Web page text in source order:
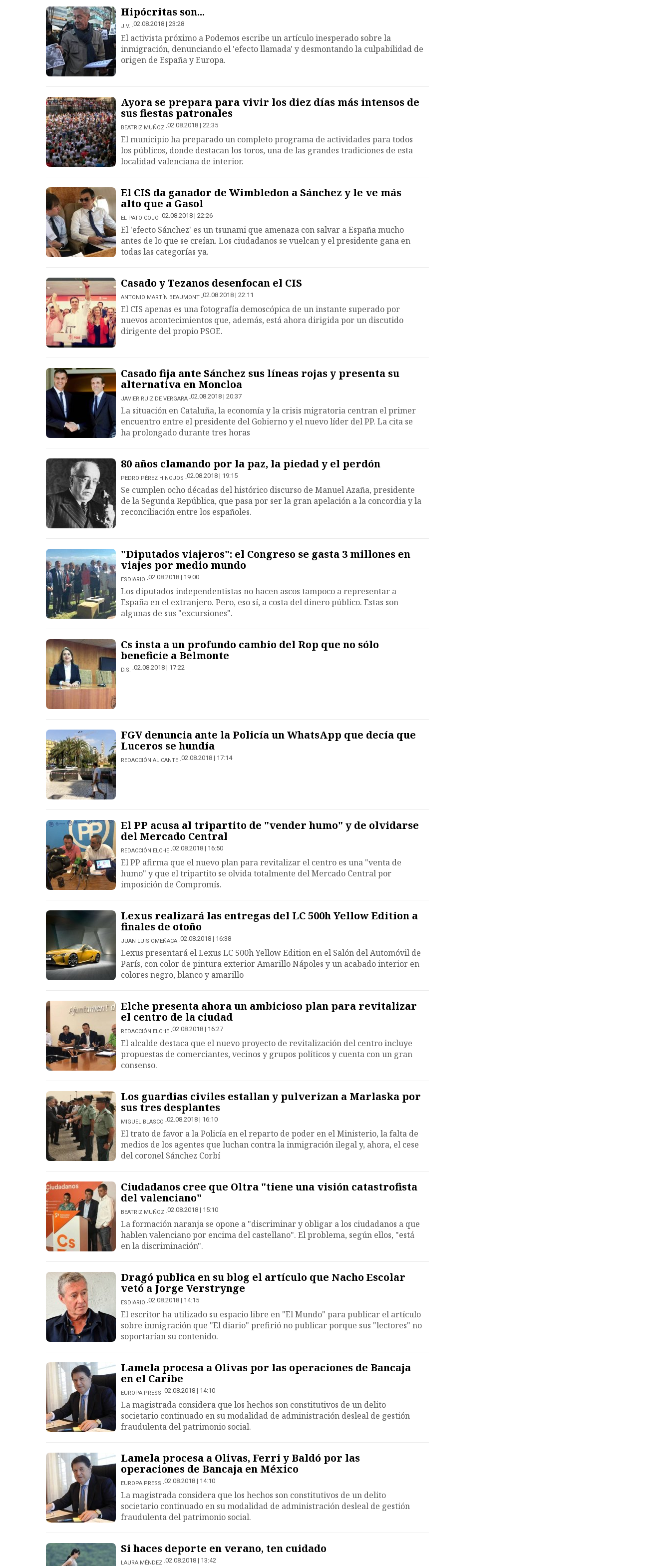
Hipócritas son...
J.V. 02.08.2018 | 23:28
El activista próximo a Podemos escribe un artículo inesperado sobre la
inmigración, denunciando el 'efecto llamada' y desmontando la culpabilidad de
origen de España y Europa.
Ayora se prepara para vivir los diez días más intensos de
sus fiestas patronales
BEATRIZ MUÑOZ 02.08.2018 | 22:35
El municipio ha preparado un completo programa de actividades para todos
los públicos, donde destacan los toros, una de las grandes tradiciones de esta
localidad valenciana de interior.
El CIS da ganador de Wimbledon a Sánchez y le ve más
alto que a Gasol
EL PATO COJO 02.08.2018 | 22:26
El 'efecto Sánchez' es un tsunami que amenaza con salvar a España mucho
antes de lo que se creían. Los ciudadanos se vuelcan y el presidente gana en
todas las categorías ya.
Casado y Tezanos desenfocan el CIS
ANTONIO MARTÍN BEAUMONT 02.08.2018 | 22:11
El CIS apenas es una fotografía demoscópica de un instante superado por
nuevos acontecimientos que, además, está ahora dirigida por un discutido
dirigente del propio PSOE.
Casado fija ante Sánchez sus líneas rojas y presenta su
alternativa en Moncloa
JAVIER RUIZ DE VERGARA 02.08.2018 | 20:37
La situación en Cataluña, la economía y la crisis migratoria centran el primer
encuentro entre el presidente del Gobierno y el nuevo líder del PP. La cita se
ha prolongado durante tres horas
80 años clamando por la paz, la piedad y el perdón
PEDRO PÉREZ HINOJOS 02.08.2018 | 19:15
Se cumplen ocho décadas del histórico discurso de Manuel Azaña, presidente
de la Segunda República, que pasa por ser la gran apelación a la concordia y la
reconciliación entre los españoles.
"Diputados viajeros": el Congreso se gasta 3 millones en
viajes por medio mundo
ESDIARIO 02.08.2018 | 19:00
Los diputados independentistas no hacen ascos tampoco a representar a
España en el extranjero. Pero, eso sí, a costa del dinero público. Estas son
algunas de sus "excursiones".
Cs insta a un profundo cambio del Rop que no sólo
beneficie a Belmonte
D.S. 02.08.2018 | 17:22
FGV denuncia ante la Policía un WhatsApp que decía que
Luceros se hundía
REDACCIÓN ALICANTE 02.08.2018 | 17:14
El PP acusa al tripartito de "vender humo" y de olvidarse
del Mercado Central
REDACCIÓN ELCHE 02.08.2018 | 16:50
El PP afirma que el nuevo plan para revitalizar el centro es una "venta de
humo" y que el tripartito se olvida totalmente del Mercado Central por
imposición de Compromís.
Lexus realizará las entregas del LC 500h Yellow Edition a
finales de otoño
JUAN LUIS OMEÑACA 02.08.2018 | 16:38
Lexus presentará el Lexus LC 500h Yellow Edition en el Salón del Automóvil de
París, con color de pintura exterior Amarillo Nápoles y un acabado interior en
colores negro, blanco y amarillo
Elche presenta ahora un ambicioso plan para revitalizar
el centro de la ciudad
REDACCIÓN ELCHE 02.08.2018 | 16:27
El alcalde destaca que el nuevo proyecto de revitalización del centro incluye
propuestas de comerciantes, vecinos y grupos políticos y cuenta con un gran
consenso.
Los guardias civiles estallan y pulverizan a Marlaska por
sus tres desplantes
MIGUEL BLASCO 02.08.2018 | 16:10
El trato de favor a la Policía en el reparto de poder en el Ministerio, la falta de
medios de los agentes que luchan contra la inmigración ilegal y, ahora, el cese
del coronel Sánchez Corbí
Ciudadanos cree que Oltra "tiene una visión catastrofista
del valenciano"
BEATRIZ MUÑOZ 02.08.2018 | 15:10
La formación naranja se opone a "discriminar y obligar a los ciudadanos a que
hablen valenciano por encima del castellano". El problema, según ellos, "está
en la discriminación".
Dragó publica en su blog el artículo que Nacho Escolar
vetó a Jorge Verstrynge
ESDIARIO 02.08.2018 | 14:15
El escritor ha utilizado su espacio libre en "El Mundo" para publicar el artículo
sobre inmigración que "El diario" prefirió no publicar porque sus "lectores" no
soportarían su contenido.
Lamela procesa a Olivas por las operaciones de Bancaja
en el Caribe
EUROPA PRESS 02.08.2018 | 14:10
La magistrada considera que los hechos son constitutivos de un delito
societario continuado en su modalidad de administración desleal de gestión
fraudulenta del patrimonio social.
Lamela procesa a Olivas, Ferri y Baldó por las
operaciones de Bancaja en México
EUROPA PRESS 02.08.2018 | 14:10
La magistrada considera que los hechos son constitutivos de un delito
societario continuado en su modalidad de administración desleal de gestión
fraudulenta del patrimonio social.
Si haces deporte en verano, ten cuidado
LAURA MÉNDEZ 02.08.2018 | 13:42